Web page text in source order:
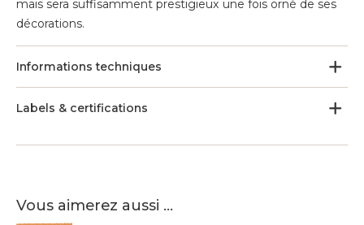
mais sera suffisamment prestigieux une fois orné de ses
décorations.
Informations techniques
Labels & certifications
Vous aimerez aussi ...